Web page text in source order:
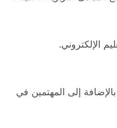
الإلكتروني.
إلى المهتمين في